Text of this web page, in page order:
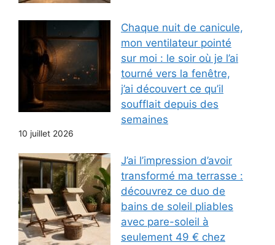
Chaque nuit de canicule,
mon ventilateur pointé
sur moi : le soir où je l’ai
tourné vers la fenêtre,
j’ai découvert ce qu’il
soufflait depuis des
semaines
10 juillet 2026
J’ai l’impression d’avoir
transformé ma terrasse :
découvrez ce duo de
bains de soleil pliables
avec pare-soleil à
seulement 49 € chez